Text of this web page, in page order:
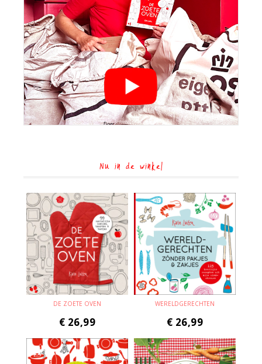
Nu in de winkel
DE ZOETE OVEN
€ 26,99
WERELDGERECHTEN
€ 26,99